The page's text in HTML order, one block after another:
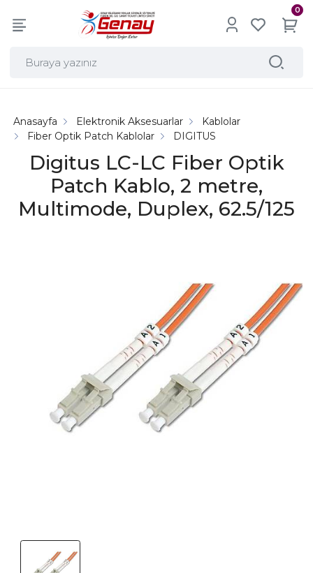
0
Digitus LC-LC Fiber Optik
Patch Kablo, 2 metre,
Multimode, Duplex, 62.5/125
Anasayfa Elektronik Aksesuarlar
Kablolar
Fiber Optik Patch Kablolar
DIGITUS